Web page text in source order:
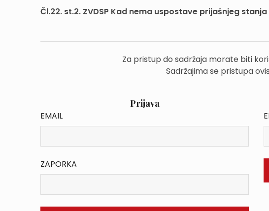
Čl.22. st.2. ZVDSP Kad nema uspostave prijašnjeg stanja
Za pristup do sadržaja morate biti
Sadržajima se pristupa
Prijava
EMAIL
ZAPORKA